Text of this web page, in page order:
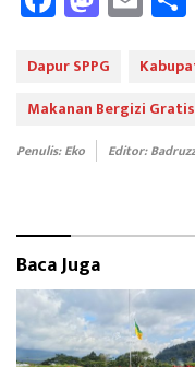
ce
b
oo
k
as
to
d
o
n
m
ail
Dapur SPPG
Makanan Bergizi Gratis
Penulis: Eko Editor:
Baca Juga